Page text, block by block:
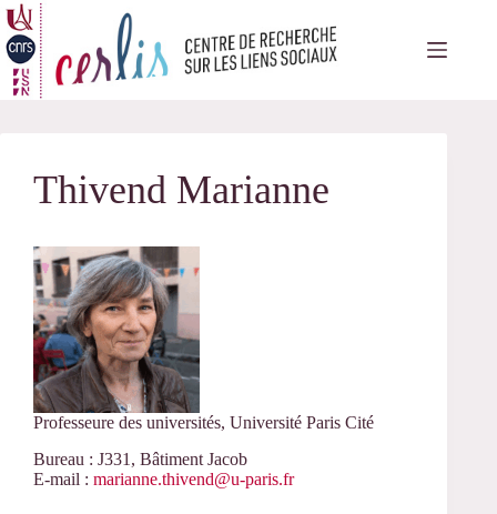
Passer
au
contenu
Thivend Marianne
Professeure des universités, Université Paris Cité
Bureau : J331, Bâtiment Jacob
E-mail : marianne.thivend@u-paris.fr